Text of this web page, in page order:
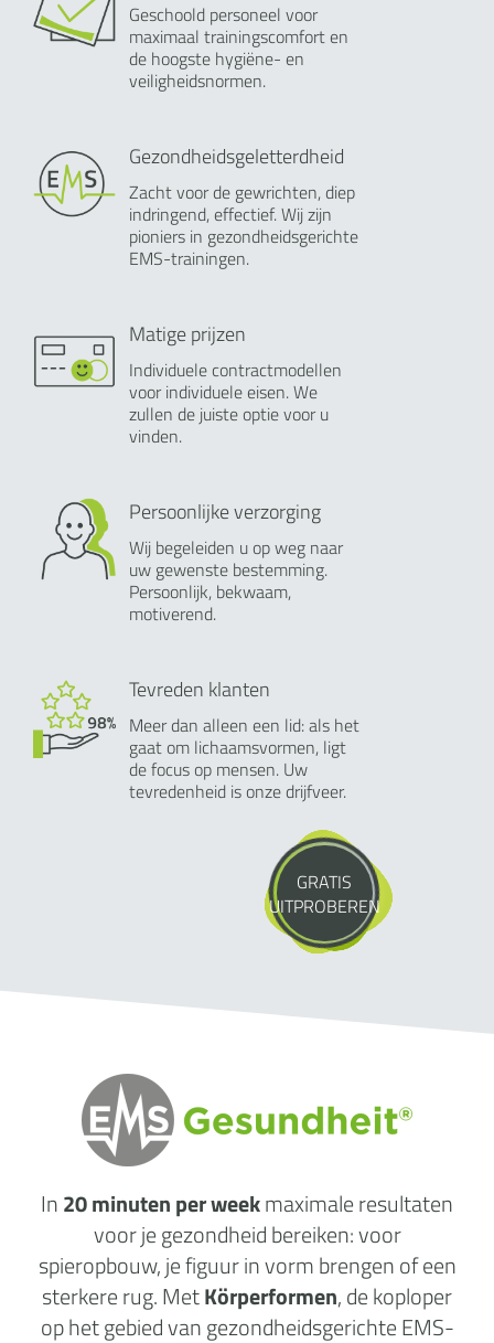
Geschoold personeel voor
maximaal trainingscomfort en
de hoogste hygiëne- en
veiligheidsnormen.
Gezondheidsgeletterdheid
Zacht voor de gewrichten, diep
indringend, effectief. Wij zijn
pioniers in gezondheidsgerichte
EMS-trainingen.
Matige prijzen
Individuele contractmodellen
voor individuele eisen. We
zullen de juiste optie voor u
vinden.
Persoonlijke verzorging
Wij begeleiden u op weg naar
uw gewenste bestemming.
Persoonlijk, bekwaam,
motiverend.
Tevreden klanten
Meer dan alleen een lid: als het
gaat om lichaamsvormen, ligt
de focus op mensen. Uw
tevredenheid is onze drijfveer.
GRATIS
UITPROBEREN
In20 minuten per weekmaximaleresultaten
voor je gezondheidbereiken: voor
spieropbouw, je figuur in vorm brengen of een
sterkere rug. MetKörperformen, de koploper
op het gebied van gezondheidsgerichte EMS-